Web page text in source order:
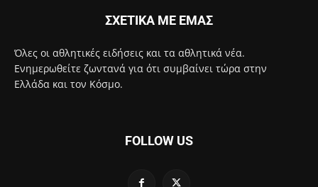
ΣΧΕΤΙΚΑ ΜΕ ΕΜΑΣ
Όλες οι αθλητικές ειδήσεις και τα αθλητικά νέα.
Ενημερωθείτε ζωντανά για ότι συμβαίνει τώρα στην
Ελλάδα και τον Κόσμο.
FOLLOW US